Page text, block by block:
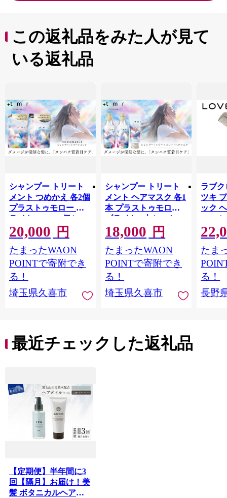
この返礼品をみた人が見て
いる返礼品
シャンプー トリート
メント つめかえ 各2個
プラストゥモロー ブ
ライト 400ml 4個セッ
ト | 美容 ヘアケア つ
めかえ 詰め替え ブリ
ーチ 口コミ 香り リピ
ート ランキング ロン
グ ストレート サラサ
ラ 洗い上がり パサつ
き カラー 髪 保湿 ダメ
デイ
20,000 円
たまったWAON
POINTで寄附でき
る！
埼玉県久喜市
シャンプー トリート
メント ヘアマスク 各1
本 プラストゥモロー
ブライト 3本セット |
美容 ヘアケア つめか
え 詰め替え ブリーチ
口コミ 香り リピート
ランキング ロング ス
トレート サラサラ 洗
い上がり パサつき カ
ラー 髪 保湿 ダメージ
ファイントゥデイ
18,000 円
たまったWAON
POINTで寄附でき
る！
埼玉県久喜市
ラブク
ツキ
ック
コーム
つや
市
たま
る！
長野
最近チェックした返礼品
【定期便】半年間に3
回【隔月】お届け！美
髪 ボタニカルヘアト